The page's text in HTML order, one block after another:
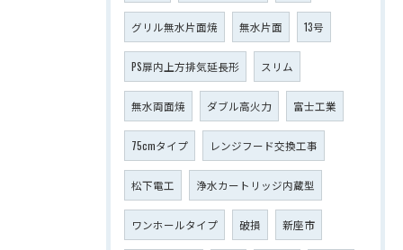
グリル無水片面焼 無水片面 13号
PS扉内上方排気延長形 スリム
無水両面焼 ダブル高火力 富士工業
75cmタイプ レンジフード交換工事
松下電工 浄水カートリッジ内蔵型
ワンホールタイプ 破損 新座市